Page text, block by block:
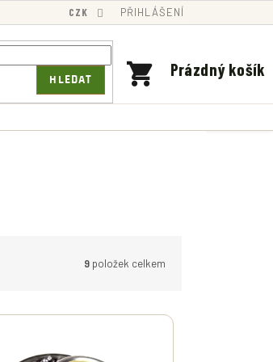
CZK PŘIHLÁŠENÍ
HLEDAT
NÁKUPNÍ
Prázdný košík
9 položek celkem